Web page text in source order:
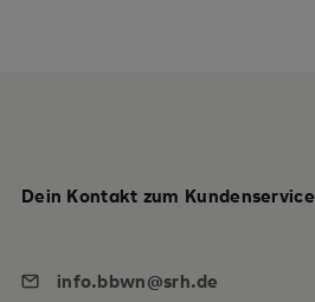
Dein Kontakt zum Kundenservice
info.bbwn@srh.de